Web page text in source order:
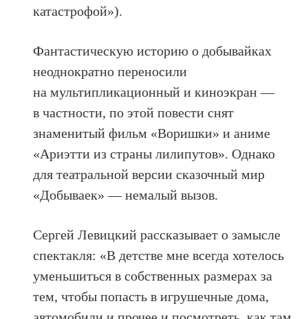
катастрофой»).
Фантастическую историю о добывайках
неоднократно переносили
на мультипликационный и киноэкран —
в частности, по этой повести снят
знаменитый фильм «Воришки» и аниме
«Ариэтти из страны лилипутов». Однако
для театральной версии сказочный мир
«Добываек» — немалый вызов.
Сергей Левицкий рассказывает о замысле
спектакля: «В детстве мне всегда хотелось
уменьшиться в собственных размерах за
тем, чтобы попасть в игрушечные дома,